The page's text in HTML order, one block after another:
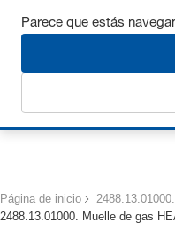
Consigue hasta un 7%
Página de inicio
2488.13.01000. Muelle de gas
Parece que estás